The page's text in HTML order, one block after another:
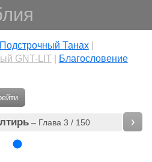
Подстрочный Танах|
GNT-LIT|
Благословение
– Глава 3 / 150 ›